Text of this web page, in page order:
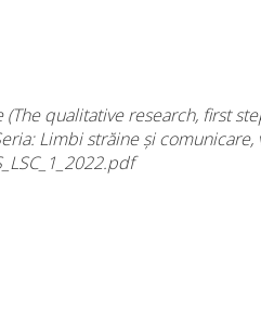
(The qualitative research, first
Limbi străine și comunicare,